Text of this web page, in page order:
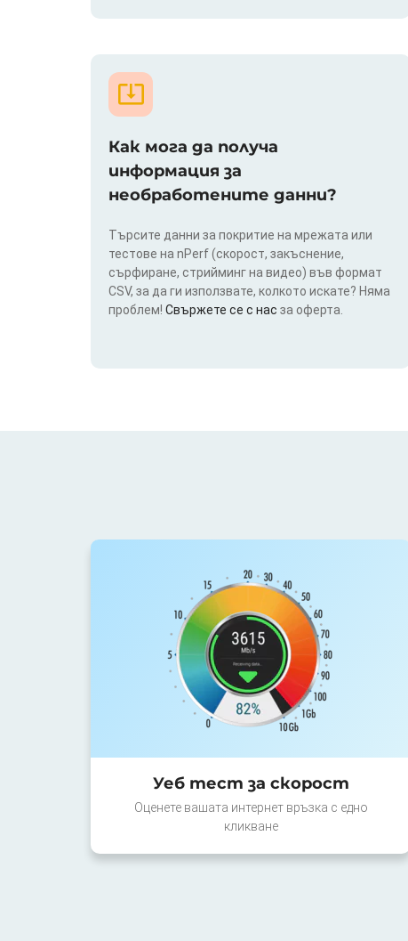
Как мога да получа
информация за
необработените данни?
Търсите данни за покритие на мрежата или
тестове на nPerf (скорост, закъснение,
сърфиране, стрийминг на видео) във формат
CSV, за да ги използвате, колкото искате? Няма
проблем! Свържете се с нас за оферта.
Уеб тест за скорост
Оценете вашата интернет връзка с едно
кликване